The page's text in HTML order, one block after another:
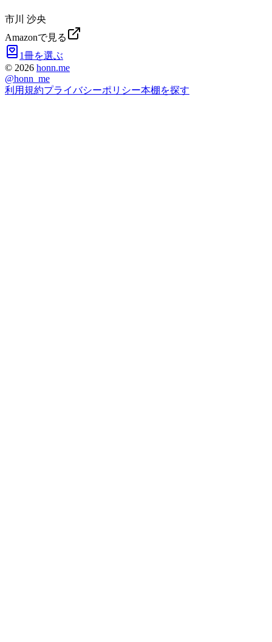
市川 沙央
Amazonで見る
1冊を選ぶ
© 2026 honn.me
@honn_me
利用規約プライバシーポリシー本棚を探す